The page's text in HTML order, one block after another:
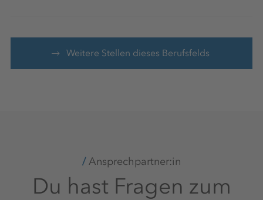
Weitere Stellen dieses Berufsfelds
Ansprechpartner:in
Du hast Fragen zum